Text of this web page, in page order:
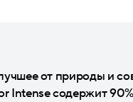
от природы и
Intense содержит